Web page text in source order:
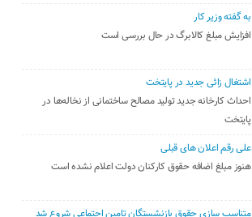
به گفته وزیر کار
افزایش مبلغ کالابرگ در حال بررسی است
اشتغال زائی جدید در پایتخت
احداث کارخانه جدید تولید مصالح ساختمانی از نخاله‌ها در
پایتخت
علی رقم اعلان های قبلی
هنوز مبلغ اضافه حقوق کارکنان دولت اعلام نشده است
متناسب سازی حقوق بازنشستگان تامین اجتماعی شروع شد